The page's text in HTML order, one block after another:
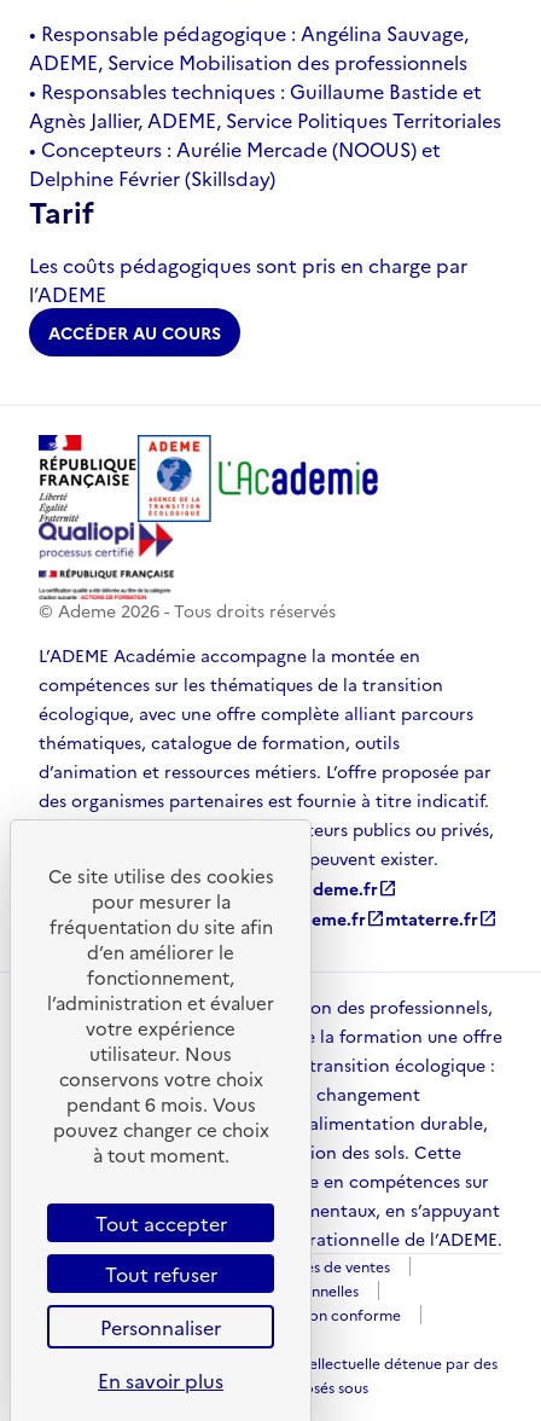
• Responsable pédagogique : Angélina Sauvage,
ADEME, Service Mobilisation des professionnels
• Responsables techniques : Guillaume Bastide et
Agnès Jallier, ADEME, Service Politiques Territoriales
• Concepteurs : Aurélie Mercade (NOOUS) et
Delphine Février (Skillsday)
Tarif
Les coûts pédagogiques sont pris en charge par
l’ADEME
ACCÉDER AU COURS
© Ademe 2026 - Tous droits réservés
L’ADEME Académie accompagne la montée en
compétences sur les thématiques de la transition
écologique, avec une offre complète alliant parcours
thématiques, catalogue de formation, outils
d’animation et ressources métiers. L’offre proposée par
des organismes partenaires est fournie à titre indicatif.
D’autres solutions, émanant d’acteurs publics ou privés,
et non référencées par l’ADEME, peuvent exister.
ademe.fr open_in_newagirpourlatransition.ademe.fropen_in_new
librairie.ademe.fropen_in_new recherche.ademe.fropen_in_newmtaterre.fropen_in_new
ADEME Académie met à disposition des professionnels,
des collectivités et des acteurs de la formation une offre
structurée pour accompagner la transition écologique :
énergies, mobilité, adaptation au changement
climatique, économie circulaire, alimentation durable,
qualité de l’air, urbanisme et gestion des sols. Cette
plateforme contribue à la montée en compétences sur
l’ensemble des enjeux environnementaux, en s’appuyant
sur l’expertise scientifique et opérationnelle de l’ADEME.
Mentions légales
Conditions générales de ventes
Politique des cookies
Données personnelles
Gestion des cookies
Accessibilité : Non conforme
Plan du site
Sauf mention explicite de propriété intellectuelle détenue par des
tiers, les contenus de ce site sont proposés sous
Ce site utilise des cookies
pour mesurer la
fréquentation du site afin
d’en améliorer le
fonctionnement,
l’administration et évaluer
votre expérience
utilisateur. Nous
conservons votre choix
pendant 6 mois. Vous
pouvez changer ce choix
à tout moment.
Tout accepter
Tout refuser
Personnaliser
En savoir plus